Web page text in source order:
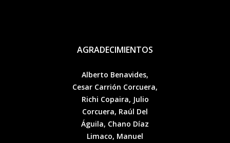
AGRADECIMIENTOS
Alberto Benavides,
Cesar Carrión Corcuera,
Richi Copaira, Julio
Corcuera, Raúl Del
Águila, Chano Díaz
Limaco, Manuel